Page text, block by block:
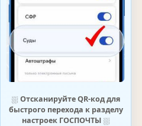
⛆ Отсканируйте QR-код для
быстрого перехода к разделу
настроек ГОСПОЧТЫ⛆